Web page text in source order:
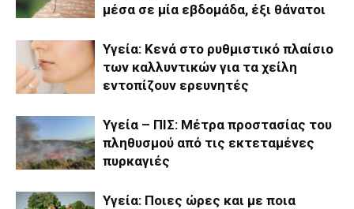
μέσα σε μία εβδομάδα, έξι θάνατοι
Υγεία: Κενά στο ρυθμιστικό πλαίσιο
των καλλυντικών για τα χείλη
εντοπίζουν ερευνητές
Υγεία – ΠΙΣ: Μέτρα προστασίας του
πληθυσμού από τις εκτεταμένες
πυρκαγιές
Υγεία: Ποιες ώρες και με ποια